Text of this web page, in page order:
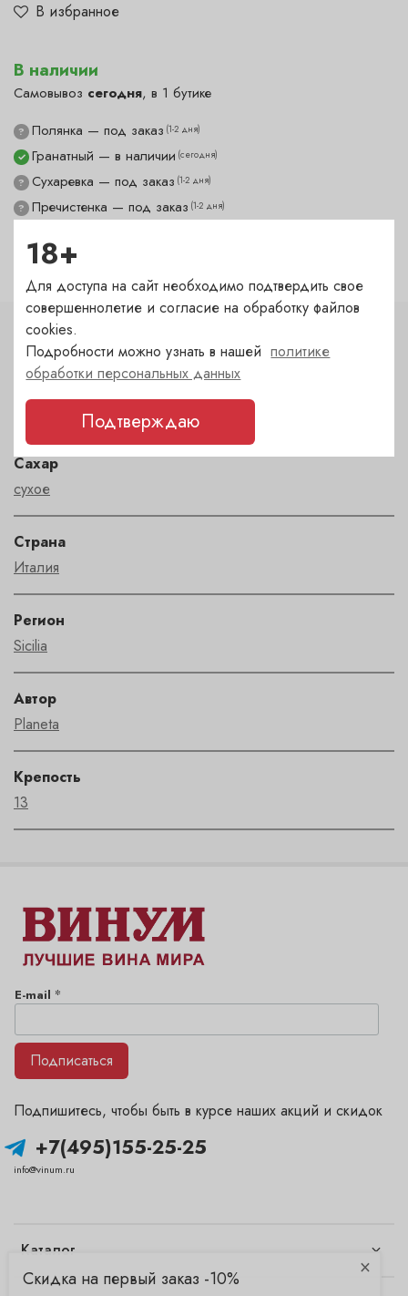
В избранное
В наличии
Самовывоз сегодня, в 1 бутике
✓ Гранатный — в наличии (сегодня)
? Полянка — под заказ (1-2 дня)
? Пречистенка — под заказ (1-2 дня)
? Сухаревка — под заказ (1-2 дня)
Характеристики
Цвет
белый
Сахар
сухое
Страна
Италия
Регион
Sicilia
Автор
Planeta
Крепость
13
Каталог
+7(495)155-25-25
info@vinum.ru
Подпишитесь, чтобы быть в курсе наших акций и скидок
E-mail *
Подписаться
18+
Для доступа на сайт необходимо подтвердить свое
совершеннолетие и согласие на обработку файлов
cookies.
Подробности можно узнать в нашейполитике
обработки персональных данных
Подтверждаю
×
Скидка на первый заказ -10%